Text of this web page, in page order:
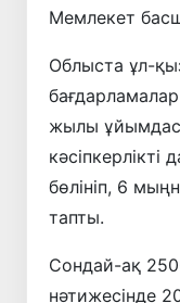
Мемлекет
Облыста ұл-
жылы
бөлініп, 6
тапты.
Сондай-ақ
нәтижесінде